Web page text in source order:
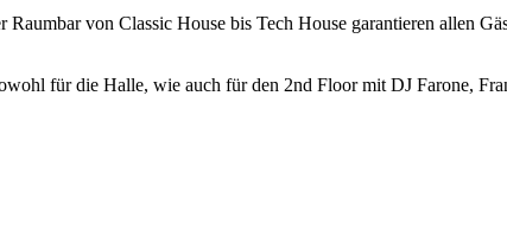
von Classic House bis Tech House garantieren allen
für die Halle, wie auch für den 2nd Floor mit DJ Farone,